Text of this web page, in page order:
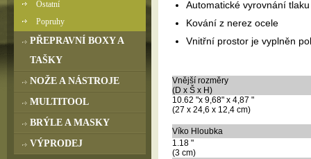
Automatické vyrovnání
Kování z nerez ocele
Vnitřní prostor je vyplněn
Vnější rozměry
(D x Š x H)
10.62 "x 9,68" x 4,87 "
(27 x 24,6 x 12,4 cm)
Víko Hloubka
1.18 "
(3 cm)
Ostatní
Popruhy
PŘEPRAVNÍ BOXY A
TAŠKY
NOŽE A NÁSTROJE
MULTITOOL
BRÝLE A MASKY
VÝPRODEJ